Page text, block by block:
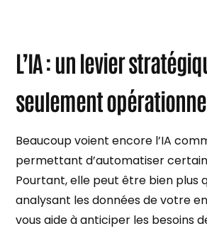
L’IA : un levier
seulement
Beaucoup voient encore l’IA
permettant d’automatiser
Pourtant, elle peut être bien plus
analysant les données de votre
vous aide à anticiper les besoins